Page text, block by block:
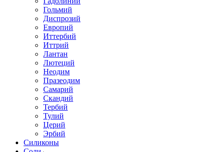
Гольмий
Диспрозий
Европий
Иттербий
Иттрий
Лантан
Лютеций
Неодим
Празеодим
Самарий
Скандий
Тербий
Тулий
Церий
Эрбий
Силиконы